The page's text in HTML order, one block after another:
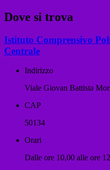
Dove si trova
Istituto Comprensivo
Centrale
Indirizzo
Viale Giovan Battista
CAP
50134
Orari
Dalle ore 10,00 alle ore